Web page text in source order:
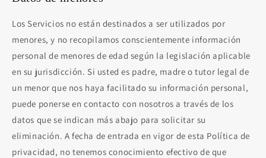
Los Servicios no están destinados a ser utilizados por
menores, y no recopilamos conscientemente información
personal de menores de edad según la legislación aplicable
en su jurisdicción. Si usted es padre, madre o tutor legal de
un menor que nos haya facilitado su información personal,
puede ponerse en contacto con nosotros a través de los
datos que se indican más abajo para solicitar su
eliminación. A fecha de entrada en vigor de esta Política de
privacidad, no tenemos conocimiento efectivo de que